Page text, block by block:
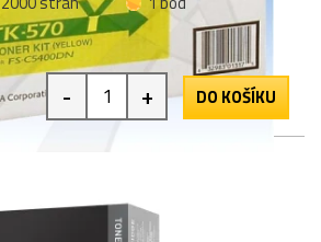
- + DO KOŠÍKU